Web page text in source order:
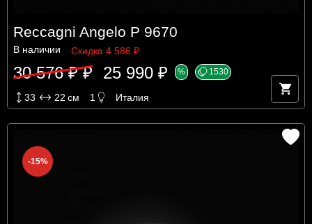
Reccagni Angelo P 9670
В наличии Скидка 4 586 ₽
30 576 ₽ ₽ 25 990 ₽ % 1530
33 22 см 1 Италия
-15%